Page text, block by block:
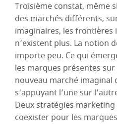
Troisième constat, même
des marchés différents,
imaginaires, les frontières
n’existent plus. La notion
importe peu. Ce qui
les marques présentes
nouveau marché imaginal
s’appuyant l’une sur
Deux stratégies
coexister pour les